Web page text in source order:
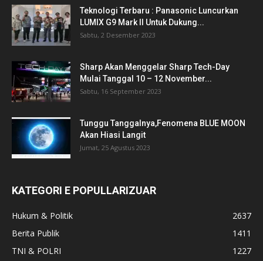
Teknologi Terbaru : Panasonic Luncurkan
LUMIX G9 Mark II Untuk Dukung...
Sabtu, 2 Desember 2023
Sharp Akan Menggelar Sharp Tech-Day
Mulai Tanggal 10 – 12 November...
Sabtu, 16 September 2023
Tunggu Tanggalnya,Fenomena BLUE MOON
Akan Hiasi Langit
Jumat, 25 Agustus 2023
KATEGORI E POPULLARIZUAR
Hukum & Politik
2637
Berita Publik
1411
TNI & POLRI
1227